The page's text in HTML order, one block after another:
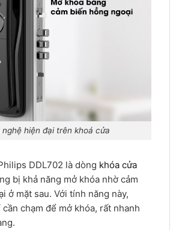
nghệ hiện đại trên khoá cửa
DDL702 là dòng khóa cửa
bị khả năng mở khóa nhờ cảm
ở mặt sau. Với tính năng này,
chạm để mở khóa, rất nhanh